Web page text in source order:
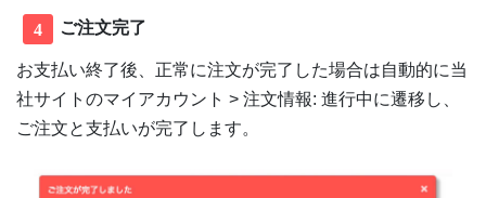
4 ご注文完了
お支払い終了後、正常に注文が完了した場合は自動的に当
社サイトのマイアカウント > 注文情報: 進行中に遷移し、
ご注文と支払いが完了します。